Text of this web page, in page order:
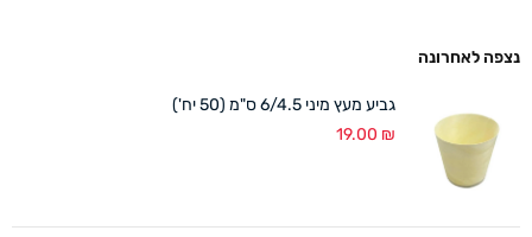
נצפה לאחרונה
גביע מעץ מיני 6/4.5 ס"מ (50 יח')
19.00 ₪